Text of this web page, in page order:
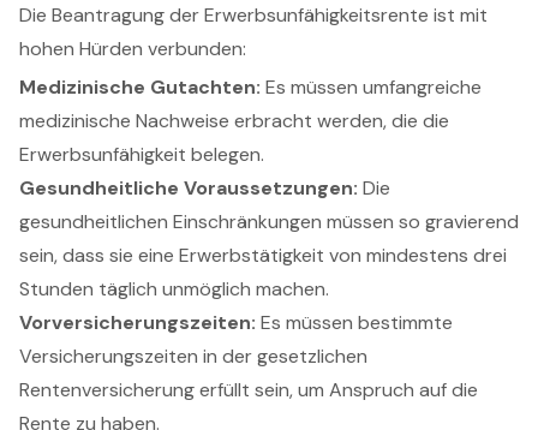
Die Beantragung der Erwerbsunfähigkeitsrente ist mit
hohen Hürden verbunden:
Medizinische Gutachten: Es müssen umfangreiche
medizinische Nachweise erbracht werden, die die
Erwerbsunfähigkeit belegen.
Gesundheitliche Voraussetzungen: Die
gesundheitlichen Einschränkungen müssen so gravierend
sein, dass sie eine Erwerbstätigkeit von mindestens drei
Stunden täglich unmöglich machen.
Vorversicherungszeiten: Es müssen bestimmte
Versicherungszeiten in der gesetzlichen
Rentenversicherung erfüllt sein, um Anspruch auf die
Rente zu haben.